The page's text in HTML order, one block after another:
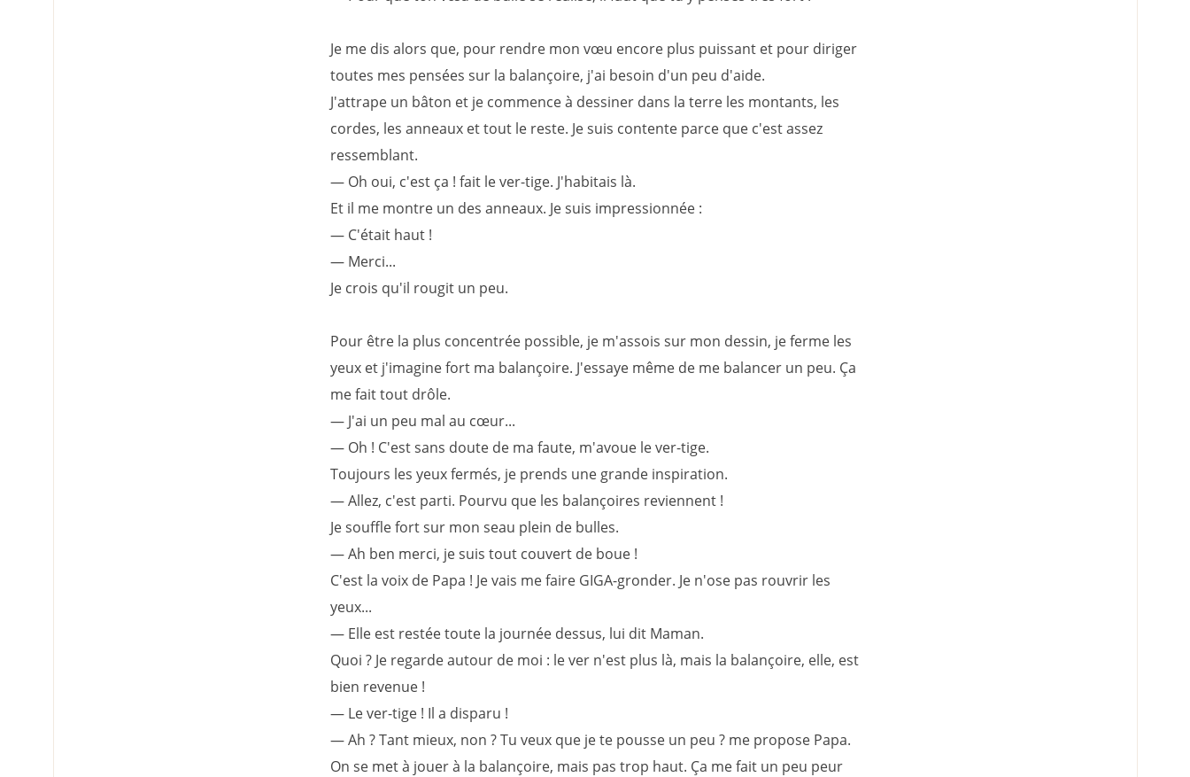
Je me dis alors que, pour rendre mon vœu encore plus puissant et pour diriger
toutes mes pensées sur la balançoire, j'ai besoin d'un peu d'aide.
J'attrape un bâton et je commence à dessiner dans la terre les montants, les
cordes, les anneaux et tout le reste. Je suis contente parce que c'est assez
ressemblant.
— Oh oui, c'est ça ! fait le ver-tige. J'habitais là.
Et il me montre un des anneaux. Je suis impressionnée :
— C'était haut !
— Merci...
Je crois qu'il rougit un peu.
Pour être la plus concentrée possible, je m'assois sur mon dessin, je ferme les
yeux et j'imagine fort ma balançoire. J'essaye même de me balancer un peu. Ça
me fait tout drôle.
— J'ai un peu mal au cœur...
— Oh ! C'est sans doute de ma faute, m'avoue le ver-tige.
Toujours les yeux fermés, je prends une grande inspiration.
— Allez, c'est parti. Pourvu que les balançoires reviennent !
Je souffle fort sur mon seau plein de bulles.
— Ah ben merci, je suis tout couvert de boue !
C'est la voix de Papa ! Je vais me faire GIGA-gronder. Je n'ose pas rouvrir les
yeux...
— Elle est restée toute la journée dessus, lui dit Maman.
Quoi ? Je regarde autour de moi : le ver n'est plus là, mais la balançoire, elle, est
bien revenue !
— Le ver-tige ! Il a disparu !
— Ah ? Tant mieux, non ? Tu veux que je te pousse un peu ? me propose Papa.
On se met à jouer à la balançoire, mais pas trop haut. Ça me fait un peu peur